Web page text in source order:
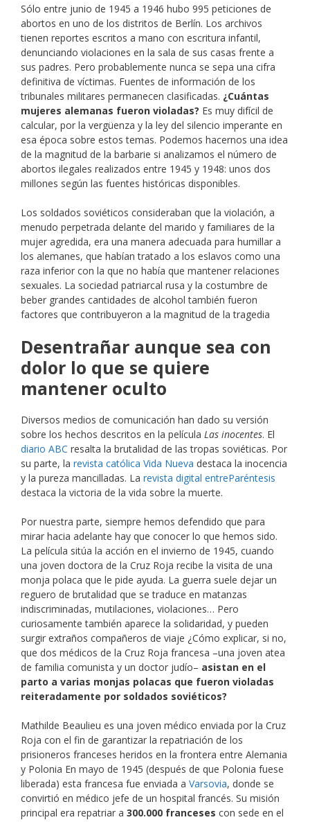
Sólo entre junio de 1945 a 1946 hubo 995 peticiones de
abortos en uno de los distritos de Berlín. Los archivos
tienen reportes escritos a mano con escritura infantil,
denunciando violaciones en la sala de sus casas frente a
sus padres. Pero probablemente nunca se sepa una cifra
definitiva de víctimas. Fuentes de información de los
tribunales militares permanecen clasificadas. ¿Cuántas
mujeres alemanas fueron violadas? Es muy difícil de
calcular, por la vergüenza y la ley del silencio imperante en
esa época sobre estos temas. Podemos hacernos una idea
de la magnitud de la barbarie si analizamos el número de
abortos ilegales realizados entre 1945 y 1948: unos dos
millones según las fuentes históricas disponibles.
Los soldados soviéticos consideraban que la violación, a
menudo perpetrada delante del marido y familiares de la
mujer agredida, era una manera adecuada para humillar a
los alemanes, que habían tratado a los eslavos como una
raza inferior con la que no había que mantener relaciones
sexuales. La sociedad patriarcal rusa y la costumbre de
beber grandes cantidades de alcohol también fueron
factores que contribuyeron a la magnitud de la tragedia
Desentrañar aunque sea con
dolor lo que se quiere
mantener oculto
Diversos medios de comunicación han dado su versión
sobre los hechos descritos en la película Las inocentes. El
diario ABC resalta la brutalidad de las tropas soviéticas. Por
su parte, la revista católica Vida Nueva destaca la inocencia
y la pureza mancilladas. La revista digital entreParéntesis
destaca la victoria de la vida sobre la muerte.
Por nuestra parte, siempre hemos defendido que para
mirar hacia adelante hay que conocer lo que hemos sido.
La película sitúa la acción en el invierno de 1945, cuando
una joven doctora de la Cruz Roja recibe la visita de una
monja polaca que le pide ayuda. La guerra suele dejar un
reguero de brutalidad que se traduce en matanzas
indiscriminadas, mutilaciones, violaciones… Pero
curiosamente también aparece la solidaridad, y pueden
surgir extraños compañeros de viaje ¿Cómo explicar, si no,
que dos médicos de la Cruz Roja francesa –una joven atea
de familia comunista y un doctor judío– asistan en el
parto a varias monjas polacas que fueron violadas
reiteradamente por soldados soviéticos?
Mathilde Beaulieu es una joven médico enviada por la Cruz
Roja con el fin de garantizar la repatriación de los
prisioneros franceses heridos en la frontera entre Alemania
y Polonia En mayo de 1945 (después de que Polonia fuese
liberada) esta francesa fue enviada a Varsovia, donde se
convirtió en médico jefe de un hospital francés. Su misión
principal era repatriar a 300.000 franceses con sede en el